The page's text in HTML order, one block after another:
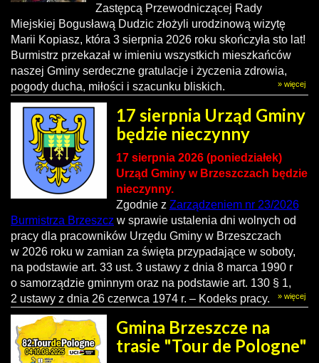
Zastępcą Przewodniczącej Rady
Miejskiej Bogusławą Dudzic złożyli urodzinową wizytę
Marii Kopiasz, która 3 sierpnia 2026 roku skończyła sto lat!
Burmistrz przekazał w imieniu wszystkich mieszkańców
naszej Gminy serdeczne gratulacje i życzenia zdrowia,
pogody ducha, miłości i szacunku bliskich.
» więcej
17 sierpnia Urząd Gminy
będzie nieczynny
17 sierpnia 2026 (poniedziałek)
Urząd Gminy w Brzeszczach będzie
nieczynny.
Zgodnie z Zarządzeniem nr 23/2026
Burmistrza Brzeszcz w sprawie ustalenia dni wolnych od
pracy dla pracowników Urzędu Gminy w Brzeszczach
w 2026 roku w zamian za święta przypadające w soboty,
na podstawie art. 33 ust. 3 ustawy z dnia 8 marca 1990 r
o samorządzie gminnym oraz na podstawie art. 130 § 1,
2 ustawy z dnia 26 czerwca 1974 r. – Kodeks pracy.
» więcej
Gmina Brzeszcze na
trasie "Tour de Pologne"